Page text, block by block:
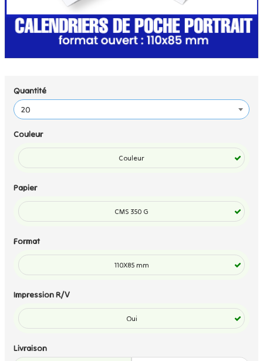
Quantité
Couleur
Couleur
Papier
CMS 350 G
Format
110X85 mm
Impression R/V
Oui
Livraison